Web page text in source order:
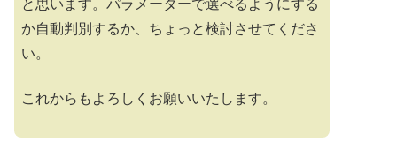
と思います。パラメーターで選べるようにする
か自動判別するか、ちょっと検討させてくださ
い。
これからもよろしくお願いいたします。